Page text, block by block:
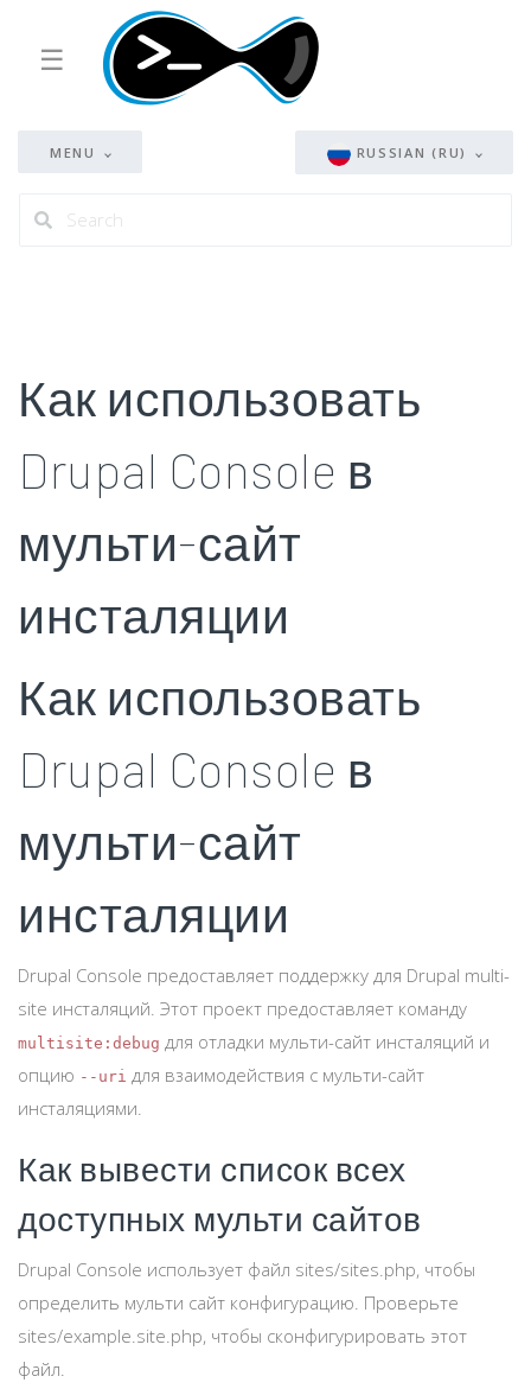
☰
MENU RUSSIAN (RU)
Как использовать
Drupal Console в
мульти-сайт
инсталяции
Как использовать
Drupal Console в
мульти-сайт
инсталяции
Drupal Console предоставляет поддержку для Drupal multi-
site инсталяций. Этот проект предоставляет команду
multisite:debug для отладки мульти-сайт инсталяций и
опцию --uri для взаимодействия с мульти-сайт
инсталяциями.
Как вывести список всех
доступных мульти сайтов
Drupal Console использует файл sites/sites.php, чтобы
определить мульти сайт конфигурацию. Проверьте
sites/example.site.php, чтобы сконфигурировать этот
файл.